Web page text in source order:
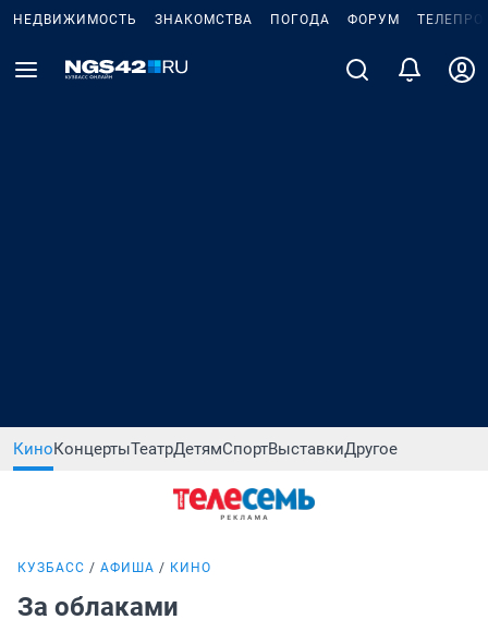
НЕДВИЖИМОСТЬ ЗНАКОМСТВА ПОГОДА ФОРУМ
КиноКонцертыТеатрДетямСпортВыставкиДругое
КУЗБАСС АФИША КИНО
За облаками